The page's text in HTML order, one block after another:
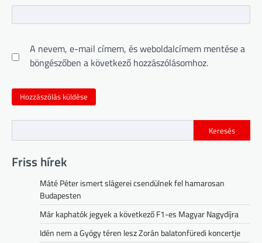
A nevem, e-mail címem, és weboldalcímem mentése a
böngészőben a következő hozzászólásomhoz.
Keresés
Friss hírek
Máté Péter ismert slágerei csendülnek fel hamarosan
Budapesten
Már kaphatók jegyek a következő F1-es Magyar Nagydíjra
Idén nem a Gyógy téren lesz Zorán balatonfüredi koncertje